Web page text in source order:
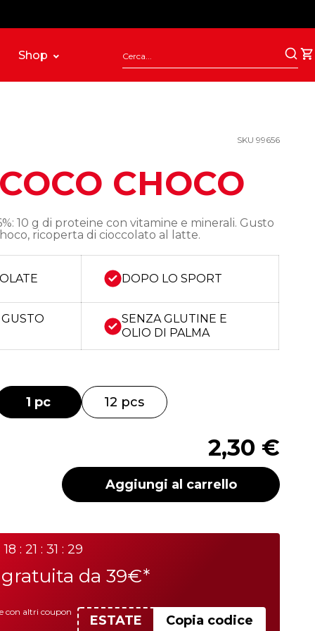
Shop
SKU 99656
CHOCO
10 g di proteine con vitamine e minerali. Gusto
ricoperta di cioccolato al latte.
DOPO LO SPORT
SENZA GLUTINE E
OLIO DI PALMA
1 pc 12 pcs
2,30 €
Aggiungi al carrello
18 : 21 : 31 : 29
da 39€*
ESTATE Copia codice
con altri coupon